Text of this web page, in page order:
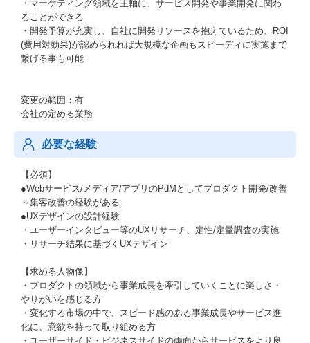
・マーケティング領域を主軸に、サービス開発や事業開発に関わ
ることができる
・開発予算が充実し、自社に開発リソースを抱えているため、ROI
(費用対効果)が認められれば大規模な企画もスピーディに実施まで
繋げる事も可能
変更の範囲：有
会社の定める業務
必要な経験
【必須】
●Webサービス/メディア/アプリのPdMとしてプロダクト開発/改善
～集客改善の経験がある
●UXデザインの設計経験
・ユーザーインタビュー等のUXリサーチ、定性/定量調査の実施
・リサーチ結果に基づくUXデザイン
【求める人物像】
・プロダクトの領域から事業成長を牽引していくことに楽しさ・
やりがいを感じる方
・変化する市場の中で、スピード感のある事業成長やサービス進
化に、意欲を持って取り組める方
・ユーザーサイド・ビジネスサイドの両面からサービスをより良